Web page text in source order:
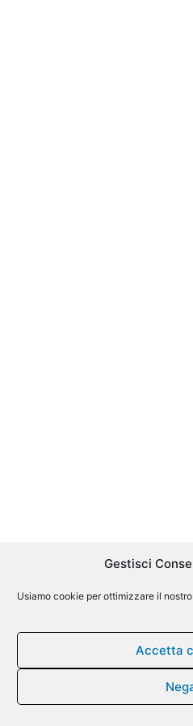
Gestisci
Usiamo cookie per ottimizzare il
Accetta